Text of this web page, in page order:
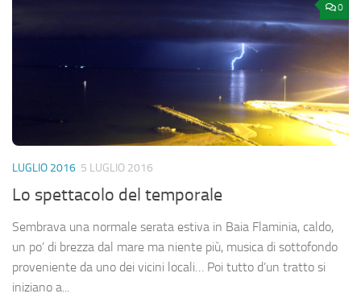
0
LUGLIO 2016 5 LUGLIO 2016
Lo spettacolo del temporale
Sembrava una normale serata estiva in Baia Flaminia, caldo,
un po’ di brezza dal mare ma niente più, musica di sottofondo
proveniente da uno dei vicini locali… Poi tutto d’un tratto si
iniziano a...